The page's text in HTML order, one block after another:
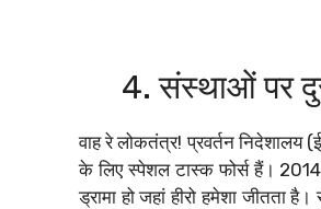
4. संस्थाओं पर
वाह रे लोकतंत्र! प्रवर्तन निदेशालय
के लिए स्पेशल टास्क फोर्स हैं।
ड्रामा हो जहां हीरो हमेशा जीतता